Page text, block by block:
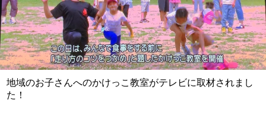
地域のお子さんへのかけっこ教室がテレビに取材されまし
た！